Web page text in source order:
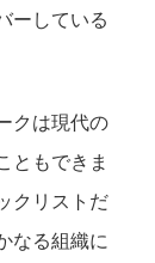
ーしている
クは現代の
ともできま
クリストだ
なる組織に